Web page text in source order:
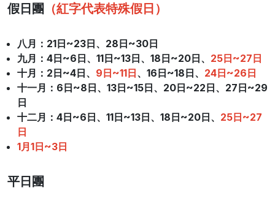
假日團 （紅字代表特殊假日）
八月： 21日~23日、28日~30日
九月：4日~6日、11日~13日、18日~20日、 25日~27日
十月 ：2日~4日、 9日~11日、16日~18日、 24日~26日
十一月 ：6日~8日、13日~15日、20日~22日、27日~29
日
十二月 ：4日~6日、11日~13日、18日~20日、 25日~27
日
1月1日~3日
平日團